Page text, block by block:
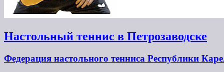
Настольный теннис в Петрозаводске
Федерация настольного тенниса Республики